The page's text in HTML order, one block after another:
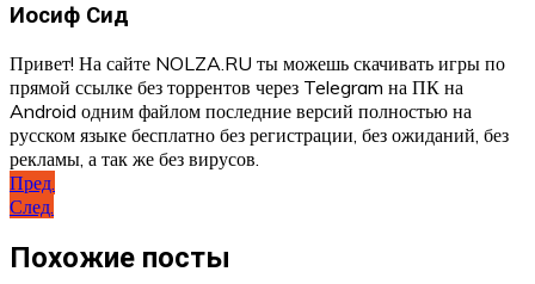
Иосиф Сид
Привет! На сайте NOLZA.RU ты можешь скачивать игры по
прямой ссылке без торрентов через Telegram на ПК на
Android одним файлом последние версий полностью на
русском языке бесплатно без регистрации, без ожиданий, без
рекламы, а так же без вирусов.
Навигация
по
записям
Пред.
След.
Похожие посты